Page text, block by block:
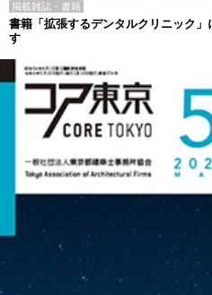
掲載雑誌・書籍
書籍「拡張するデンタルクリニック
す